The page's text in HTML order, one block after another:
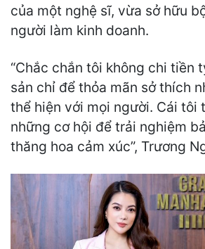
của một nghệ sĩ, vừa sở hữu
người làm kinh doanh.
“Chắc chắn tôi không chi tiền
sản chỉ để thỏa mãn sở thích
thể hiện với mọi người. Cái tôi
những cơ hội để trải nghiệm
thăng hoa cảm xúc”, Trương